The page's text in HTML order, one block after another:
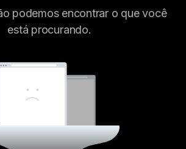
podemos encontrar o que você
está procurando.